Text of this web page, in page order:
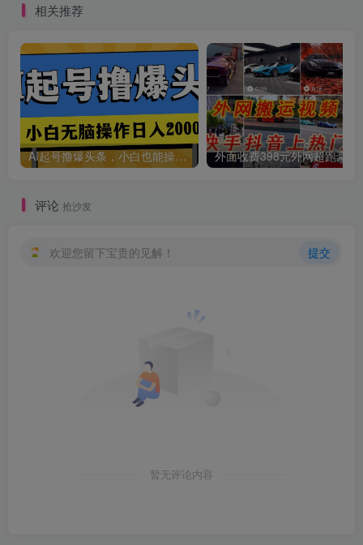
相关推荐
AI起号撸爆头条，小白也能操作，日入2000+
评论 抢沙发
欢迎您留下宝贵的见解！ 提交
暂无评论内容